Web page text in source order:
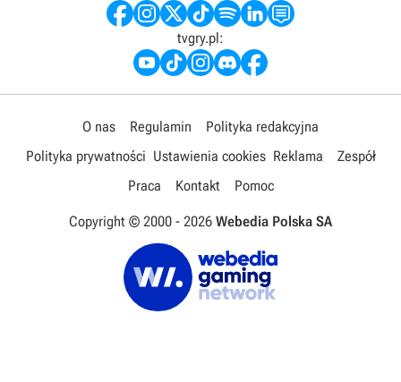
tvgry.pl:
O nas Regulamin
Polityka redakcyjna
Polityka prywatności Ustawienia cookies Reklama
Zespół
Praca
Kontakt Pomoc
Copyright © 2000 - 2026 Webedia Polska SA